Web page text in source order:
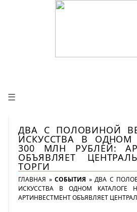
☰
ДВА С ПОЛОВИНОЙ
ИСКУССТВА В ОДНОМ
300 МЛН РУБЛЕЙ:
ОБЪЯВЛЯЕТ
ТОРГИ
ГЛАВНАЯ » СОБЫТИЯ » ДВА С
ИСКУССТВА В ОДНОМ КАТАЛОГЕ
АРТИНВЕСТМЕНТ ОБЪЯВЛЯЕТ